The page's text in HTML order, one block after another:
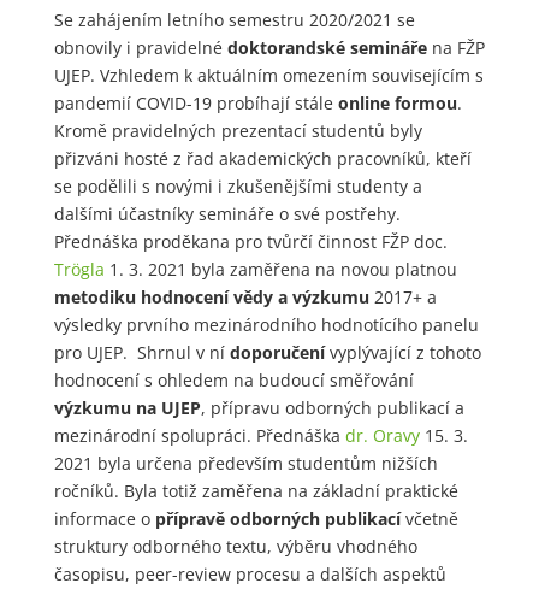
Se zahájením letního semestru 2020/2021 se
obnovily i pravidelné doktorandské seminářena FŽP
UJEP. Vzhledem k aktuálním omezením souvisejícím s
pandemií COVID-19 probíhají stále online formou.
Kromě pravidelných prezentací studentů byly
přizváni hosté z řad akademických pracovníků, kteří
se podělili s novými i zkušenějšími studenty a
dalšími účastníky semináře o své postřehy.
Přednáška proděkana pro tvůrčí činnost FŽP doc.
Trögla 1. 3. 2021 byla zaměřena na novou platnou
metodiku hodnocení vědy a výzkumu 2017+ a
výsledky prvního mezinárodního hodnotícího panelu
pro UJEP. Shrnul v ní doporučenívyplývající z tohoto
hodnocení s ohledem na budoucí směřování
výzkumu na UJEP, přípravu odborných publikací a
mezinárodní spolupráci. Přednáška dr. Oravy15. 3.
2021 byla určena především studentům nižších
ročníků. Byla totiž zaměřena na základní praktické
informace o přípravě odborných publikacívčetně
struktury odborného textu, výběru vhodného
časopisu, peer-review procesu a dalších aspektů